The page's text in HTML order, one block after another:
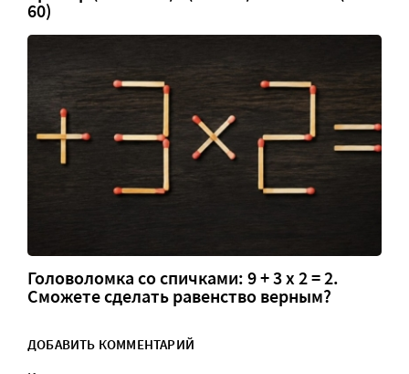
60)
Головоломка со спичками: 9 + 3 х 2 = 2.
Сможете сделать равенство верным?
ДОБАВИТЬ КОММЕНТАРИЙ